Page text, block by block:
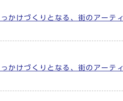
かけづくりとなる、街のアーティ
かけづくりとなる、街のアーティ